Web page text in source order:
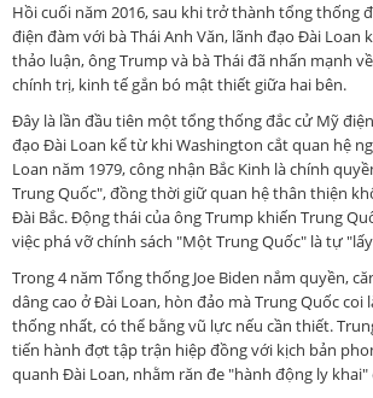
Hồi cuối năm 2016, sau khi trở thành tổng thống
điện đàm với bà Thái Anh Văn, lãnh đạo Đài Loan
thảo luận, ông Trump và bà Thái đã nhấn mạnh
chính trị, kinh tế gắn bó mật thiết giữa hai bên.
Đây là lần đầu tiên một tổng thống đắc cử Mỹ
đạo Đài Loan kể từ khi Washington cắt quan hệ
Loan năm 1979, công nhận Bắc Kinh là chính
Trung Quốc", đồng thời giữ quan hệ thân thiện
Đài Bắc. Động thái của ông Trump khiến Trung
việc phá vỡ chính sách "Một Trung Quốc" là tự
Trong 4 năm Tổng thống Joe Biden nắm quyền,
dâng cao ở Đài Loan, hòn đảo mà Trung Quốc coi
thống nhất, có thể bằng vũ lực nếu cần thiết.
tiến hành đợt tập trận hiệp đồng với kịch bản
quanh Đài Loan, nhằm răn đe "hành động ly khai"